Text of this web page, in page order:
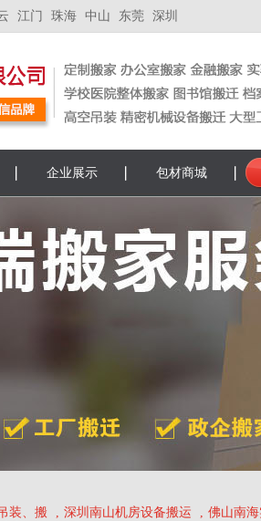
江门 珠海 中山 东莞 深圳
企业展示 包材商城
装、搬 , 深圳南山机房设备搬运 , 佛山南